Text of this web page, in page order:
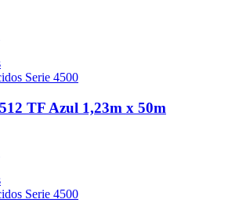
Serie 4500
TF Azul 1,23m x 50m
Serie 4500